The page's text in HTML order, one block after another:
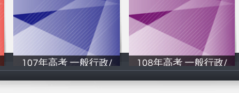
107年⾼考 一般行政/
讀家補習班
108年⾼考 一般行政/
讀家補習班